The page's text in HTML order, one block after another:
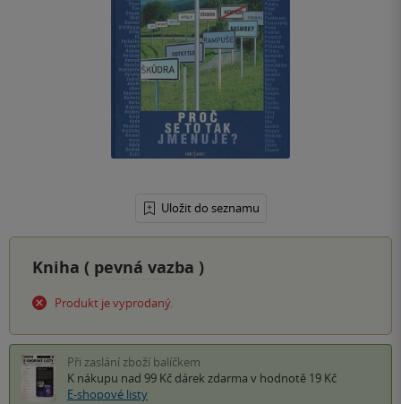
Uložit do seznamu
Kniha ( pevná vazba )
Produkt je vyprodaný.
Při zaslání zboží balíčkem
K nákupu nad 99 Kč dárek zdarma v hodnotě 19 Kč
E-shopové listy